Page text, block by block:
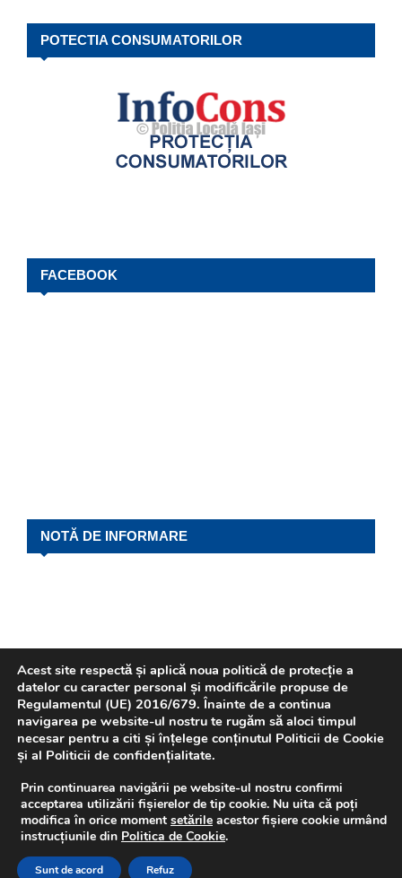
POTECTIA CONSUMATORILOR
FACEBOOK
NOTĂ DE INFORMARE
REVISTA P.L.I.
Acest site respectă și aplică noua politică de protecție a
datelor cu caracter personal și modificările propuse de
Regulamentul (UE) 2016/679. Înainte de a continua
navigarea pe website-ul nostru te rugăm să aloci timpul
necesar pentru a citi și înțelege conținutul Politicii de Cookie
și al Politicii de confidențialitate.
Prin continuarea navigării pe website-ul nostru confirmi
acceptarea utilizării fișierelor de tip cookie. Nu uita că poți
modifica în orice moment setările acestor fișiere cookie urmând
instrucțiunile din Politica de Cookie.
Sunt de acord Refuz